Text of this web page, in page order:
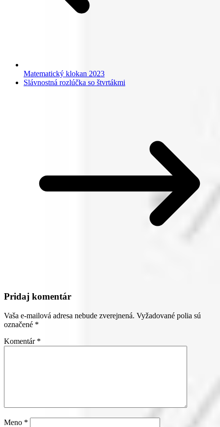
Matematický klokan 2023
Slávnostná rozlúčka so štvrtákmi
Pridaj komentár
Vaša e-mailová adresa nebude zverejnená. Vyžadované polia sú
označené *
Komentár *
Meno *